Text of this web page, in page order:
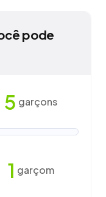
pode
5 garçons
1 garçom